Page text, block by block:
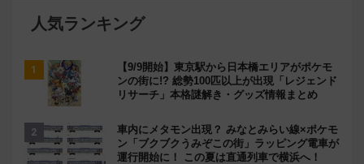
人気ランキング
【9/9開始】東京駅から日本橋エリアがポケモ
ンの街に!? 総勢100匹以上が出現「レジェンド
リサーチ」本格謎解き・グッズ情報まとめ
車内にメタモン出現？ みなとみらい線×ポケモ
ン「ブクブクうみぞこの街」ラッピング電車が
運行開始に！ この夏は直通列車で横浜へ！